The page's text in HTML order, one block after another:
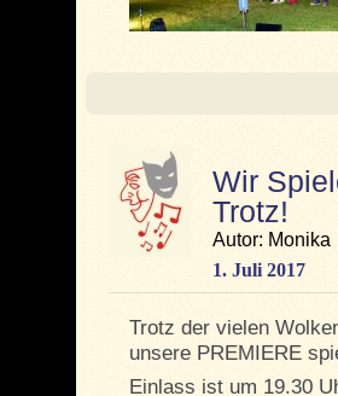
Wir
Trotz!
Autor: Monika
1. Juli 2017
Trotz der vielen
unsere PREMIERE
Einlass ist um 19.30